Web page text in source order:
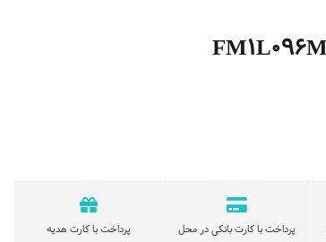
پرداخت با کارت بانکی در محل
پرداخت با کارت هدیه